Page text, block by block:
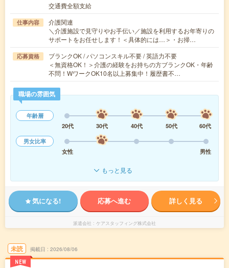
交通費全額支給
仕事内容
介護関連
＼介護施設で見守りやお手伝い／施設を利用するお年寄りの
サポートをお任せします！＜具体的には…＞・お掃…
応募資格
ブランクOK / パソコンスキル不要 / 英語力不要
＜無資格OK！＞介護の経験をお持ちの方ブランクOK・年齢
不問！WワークOK10名以上募集中！履歴書不…
職場の雰囲気
年齢層
20代
30代 40代 50代
60代
男女比率
女性
男性
もっと見る
気になる! 応募へ進む 詳しく見る
派遣会社 ケアスタッフィング株式会社
未読
NEW
掲載日 2026/08/06